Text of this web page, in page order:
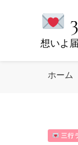
想いよ
ホーム
三行